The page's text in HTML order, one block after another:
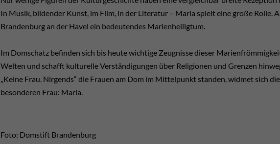
In Musik, bildender Kunst, im Film, in der Literatur – Maria spielt eine große Rolle.
Brandenburg an der Havel ein bedeutendes Marienheiligtum.
Im Domschatz befinden sich bis heute wichtige Zeugnisse dieser
Welten und schafft kulturelle Verständigungen über Religionen und Grenzen
„Keine Frau. Nirgends“ die Frauen am Dom im Mittelpunkt standen, widmet sich
besonderen Frau: Maria.
Foto: Domstift Brandenburg